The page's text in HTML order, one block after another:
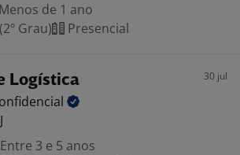
Menos de 1 ano
Grau)
Presencial
Logística 30 jul
Entre 3 e 5 anos